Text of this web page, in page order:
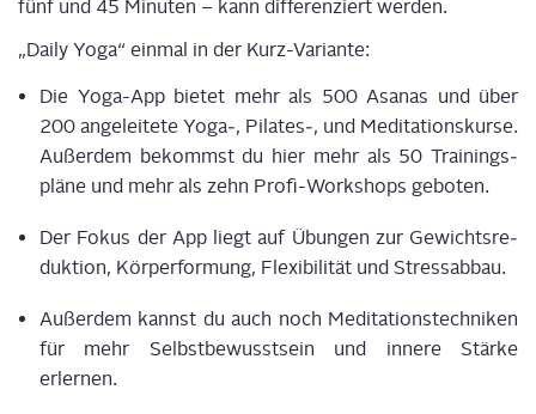
fünf und 45 Minu­ten – kann dif­fe­ren­ziert werden.
„Dai­ly Yoga“ ein­mal in der Kurz-Variante:
Die Yoga-App bie­tet mehr als 500 Asa­nas und über
200 ange­lei­te­te Yoga‑, Pilates‑, und Medi­ta­ti­ons­kur­se.
Außer­dem bekommst du hier mehr als 50 Trai­nings­
plä­ne und mehr als zehn Pro­fi-Work­shops geboten.
Der Fokus der App liegt auf Übun­gen zur Gewichts­re­
duk­ti­on, Kör­per­for­mung, Fle­xi­bi­li­tät und Stressabbau.
Außer­dem kannst du auch noch Medi­ta­ti­ons­tech­ni­ken
für mehr Selbst­be­wusst­sein und inne­re Stär­ke
erlernen.